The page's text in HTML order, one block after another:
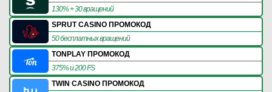
130% + 30 вращений
SPRUT CASINO ПРОМОКОД
50 бесплатных вращений
TONPLAY ПРОМОКОД
375% и 200 FS
TWIN CASINO ПРОМОКОД